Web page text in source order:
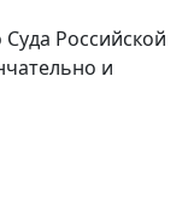
Российской
и